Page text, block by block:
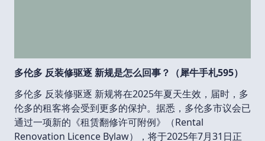
多伦多 反装修驱逐 新规是怎么回事？（犀牛手札595）
多伦多 反装修驱逐 新规将在2025年夏天生效，届时，多
伦多的租客将会受到更多的保护。据悉，多伦多市议会已
通过一项新的《租赁翻修许可附例》（Rental
Renovation Licence Bylaw），将于2025年7月31日正